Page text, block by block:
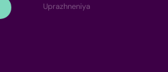
Uprazhneniya